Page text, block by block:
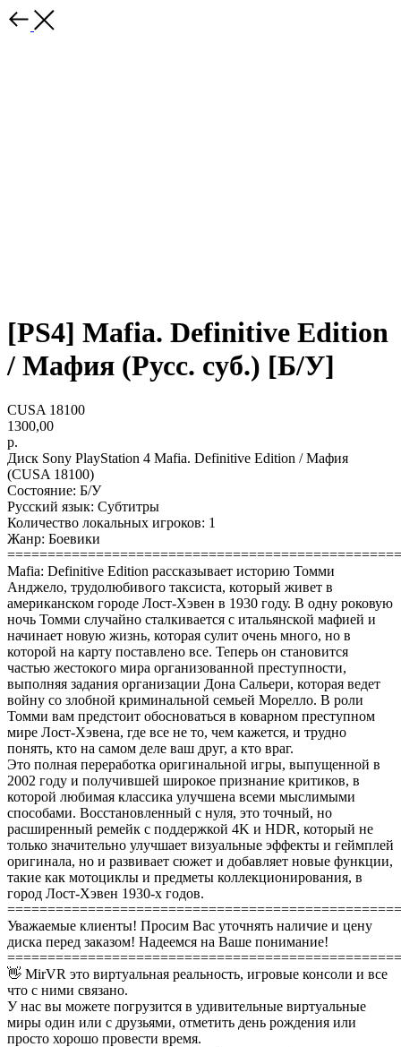
[PS4] Mafia. Definitive Edition
/ Мафия (Русс. суб.) [Б/У]
CUSA 18100
1300,00
р.
Диск Sony PlayStation 4 Mafia. Definitive Edition / Мафия
(CUSA 18100)
Состояние: Б/У
Русский язык: Субтитры
Количество локальных игроков: 1
Жанр: Боевики
Mafia: Definitive Edition рассказывает историю Томми
Анджело, трудолюбивого таксиста, который живет в
американском городе Лост-Хэвен в 1930 году. В одну роковую
ночь Томми случайно сталкивается с итальянской мафией и
начинает новую жизнь, которая сулит очень много, но в
которой на карту поставлено все. Теперь он становится
частью жестокого мира организованной преступности,
выполняя задания организации Дона Сальери, которая ведет
войну со злобной криминальной семьей Морелло. В роли
Томми вам предстоит обосноваться в коварном преступном
мире Лост-Хэвена, где все не то, чем кажется, и трудно
понять, кто на самом деле ваш друг, а кто враг.
Это полная переработка оригинальной игры, выпущенной в
2002 году и получившей широкое признание критиков, в
которой любимая классика улучшена всеми мыслимыми
способами. Восстановленный с нуля, это точный, но
расширенный ремейк с поддержкой 4K и HDR, который не
только значительно улучшает визуальные эффекты и геймплей
оригинала, но и развивает сюжет и добавляет новые функции,
такие как мотоциклы и предметы коллекционирования, в
город Лост-Хэвен 1930-х годов.
Уважаемые клиенты! Просим Вас уточнять наличие и цену
диска перед заказом! Надеемся на Ваше понимание!
👋 MirVR это виртуальная реальность, игровые консоли и все
что с ними связано.
У нас вы можете погрузится в удивительные виртуальные
миры один или с друзьями, отметить день рождения или
просто хорошо провести время.